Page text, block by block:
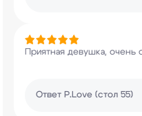
Приятная девушка, очень
Ответ P.Love (стол 55)